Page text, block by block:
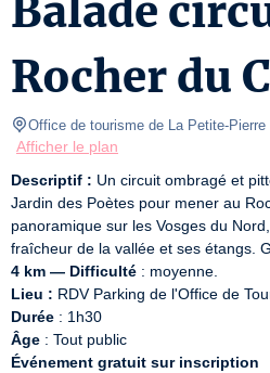
Balade
Rocher du
Office de tourisme de La Petite-Pierre
Afficher le plan
Descriptif : Un circuit ombragé et
Jardin des Poètes pour mener au
panoramique sur les Vosges du
4 km — Difficulté
Lieu :
Durée
Âge
Événement gratuit sur inscription